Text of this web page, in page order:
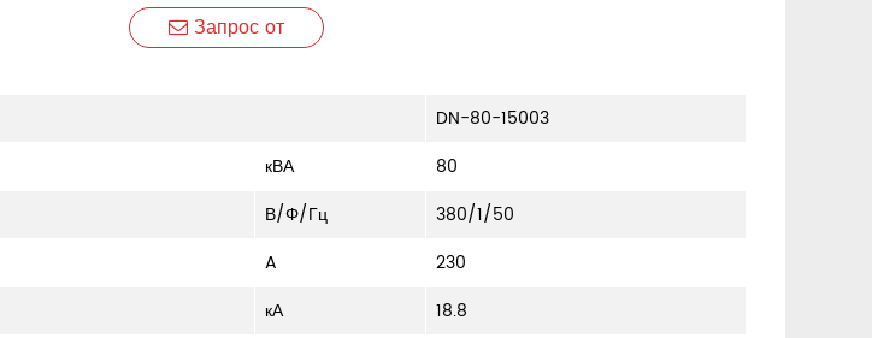
Запрос от
DN-80-15003
кВА
80
В/Φ/Гц
380/1/50
A
230
кА
18.8